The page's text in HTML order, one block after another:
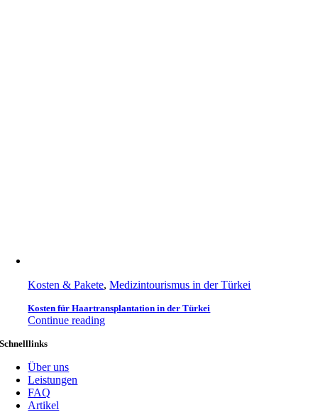
Kosten & Pakete,Medizintourismus in der Türkei
Kosten für Haartransplantation in der Türkei
Continue reading
Schnelllinks
Über uns
Leistungen
FAQ
Artikel